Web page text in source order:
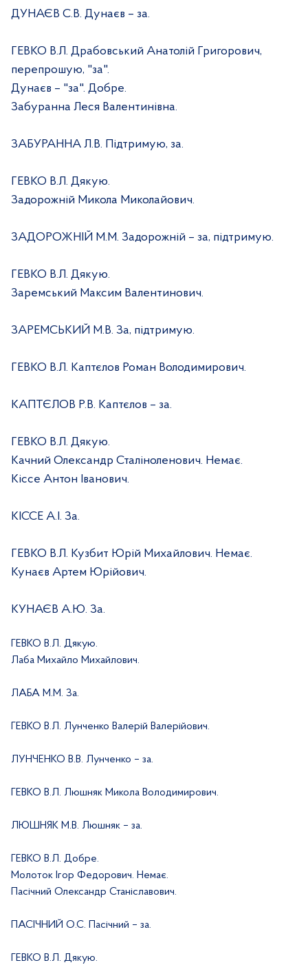
ДУНАЄВ С.В. Дунаєв – за.
ГЕВКО В.Л. Драбовський Анатолій Григорович,
перепрошую, "за".
Дунаєв – "за". Добре.
Забуранна Леся Валентинівна.
ЗАБУРАННА Л.В. Підтримую, за.
ГЕВКО В.Л. Дякую.
Задорожній Микола Миколайович.
ЗАДОРОЖНІЙ М.М. Задорожній – за, підтримую.
ГЕВКО В.Л. Дякую.
Заремський Максим Валентинович.
ЗАРЕМСЬКИЙ М.В. За, підтримую.
ГЕВКО В.Л. Каптєлов Роман Володимирович.
КАПТЄЛОВ Р.В. Каптєлов – за.
ГЕВКО В.Л. Дякую.
Качний Олександр Сталіноленович. Немає.
Кіссе Антон Іванович.
КІССЕ А.І. За.
ГЕВКО В.Л. Кузбит Юрій Михайлович. Немає.
Кунаєв Артем Юрійович.
КУНАЄВ А.Ю. За.
ГЕВКО В.Л. Дякую.
Лаба Михайло Михайлович.
ЛАБА М.М. За.
ГЕВКО В.Л. Лунченко Валерій Валерійович.
ЛУНЧЕНКО В.В. Лунченко – за.
ГЕВКО В.Л. Люшняк Микола Володимирович.
ЛЮШНЯК М.В. Люшняк – за.
ГЕВКО В.Л. Добре.
Молоток Ігор Федорович. Немає.
Пасічний Олександр Станіславович.
ПАСІЧНИЙ О.С. Пасічний – за.
ГЕВКО В.Л. Дякую.